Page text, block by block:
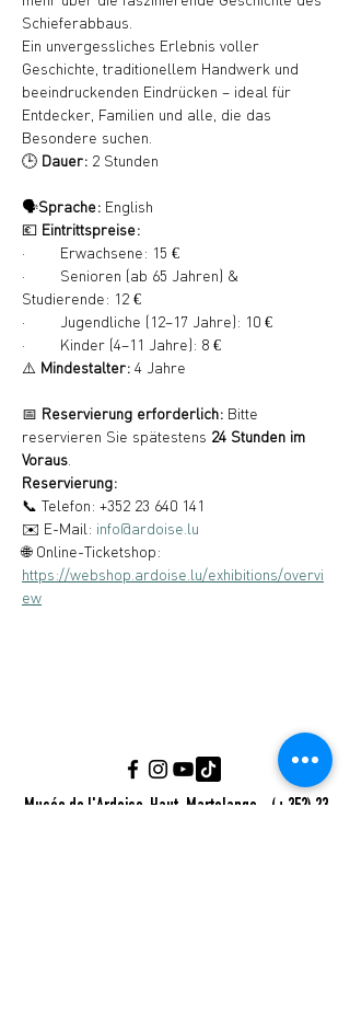
Schieferabbaus.
Ein unvergessliches Erlebnis voller
Geschichte, traditionellem Handwerk und
beeindruckenden Eindrücken – ideal für
Entdecker, Familien und alle, die das
Besondere suchen.
🕒 Dauer: 2 Stunden
🗣️Sprache: English
💶 Eintrittspreise:
·        Erwachsene: 15 €
·        Senioren (ab 65 Jahren) &
Studierende: 12 €
·        Jugendliche (12–17 Jahre): 10 €
·        Kinder (4–11 Jahre): 8 €
⚠️ Mindestalter: 4 Jahre
📅 Reservierung erforderlich: Bitte
reservieren Sie spätestens 24 Stunden im
Voraus
Reservierung:
📞 Telefon: +352 23 640 141
✉️ E-Mail: info@ardoise.lu
🌐 Online-Ticketshop:
https://webshop.ardoise.lu/exhibitions/overvi
ew
Musée de l'Ardoise, Haut-Martelange - (+352) 23